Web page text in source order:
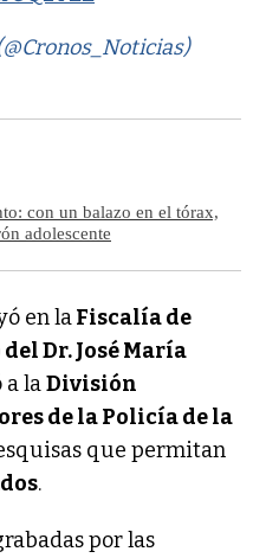
con un balazo en el tórax,
adolescente
en laFiscalía de
Dr. José María
a laDivisión
de la Policía de la
que permitan
.
por las